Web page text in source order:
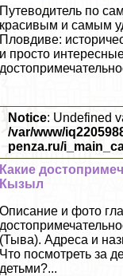
Путеводитель по
красивым и самым
Пловдиве:
и просто
Notice: Undefined
/var/www/
penza.ru/
Какие
Кызыл
Описание и фото
(Тыва). Адреса и
Что посмотреть за
детьми?...